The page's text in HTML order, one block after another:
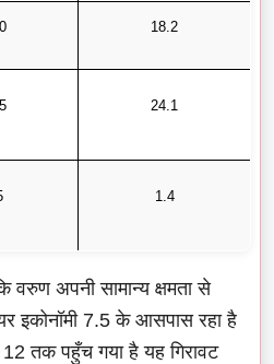
18.2
24.1
1.4
अपनी सामान्य क्षमता से
इकोनॉमी 7.5 के आसपास रहा है
तक पहुँच गया है यह गिरावट